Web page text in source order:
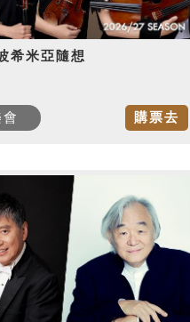
希米亞隨想
購票去